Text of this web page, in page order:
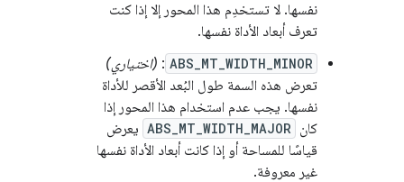
نفسها. لا تستخدِم هذا المحور إلا إذا كنت
تعرف أبعاد الأداة نفسها.
ABS_MT_WIDTH_MINOR
: (اختياري)
تعرض هذه السمة طول البُعد الأقصر للأداة
نفسها. يجب عدم استخدام هذا المحور إذا
كان ABS_MT_WIDTH_MAJOR يعرض
قياسًا للمساحة أو إذا كانت أبعاد الأداة نفسها
غير معروفة.